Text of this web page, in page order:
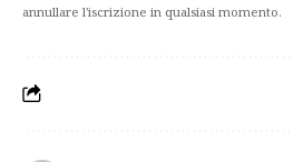
annullare l'iscrizione in qualsiasi momento.